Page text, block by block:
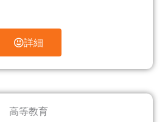
詳細
高等教育